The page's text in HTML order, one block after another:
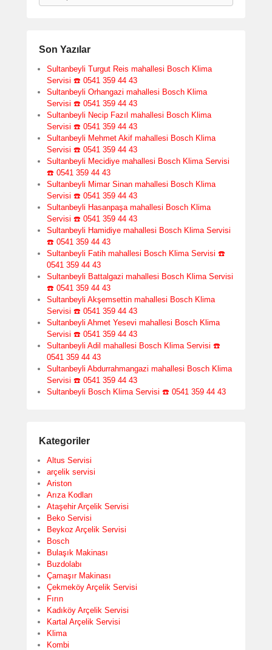
Son Yazılar
Sultanbeyli Turgut Reis mahallesi Bosch Klima
Servisi ☎️ 0541 359 44 43
Sultanbeyli Orhangazi mahallesi Bosch Klima
Servisi ☎️ 0541 359 44 43
Sultanbeyli Necip Fazıl mahallesi Bosch Klima
Servisi ☎️ 0541 359 44 43
Sultanbeyli Mehmet Akif mahallesi Bosch Klima
Servisi ☎️ 0541 359 44 43
Sultanbeyli Mecidiye mahallesi Bosch Klima Servisi
☎️ 0541 359 44 43
Sultanbeyli Mimar Sinan mahallesi Bosch Klima
Servisi ☎️ 0541 359 44 43
Sultanbeyli Hasanpaşa mahallesi Bosch Klima
Servisi ☎️ 0541 359 44 43
Sultanbeyli Hamidiye mahallesi Bosch Klima Servisi
☎️ 0541 359 44 43
Sultanbeyli Fatih mahallesi Bosch Klima Servisi ☎️
0541 359 44 43
Sultanbeyli Battalgazi mahallesi Bosch Klima Servisi
☎️ 0541 359 44 43
Sultanbeyli Akşemsettin mahallesi Bosch Klima
Servisi ☎️ 0541 359 44 43
Sultanbeyli Ahmet Yesevi mahallesi Bosch Klima
Servisi ☎️ 0541 359 44 43
Sultanbeyli Adil mahallesi Bosch Klima Servisi ☎️
0541 359 44 43
Sultanbeyli Abdurrahmangazi mahallesi Bosch Klima
Servisi ☎️ 0541 359 44 43
Sultanbeyli Bosch Klima Servisi ☎️ 0541 359 44 43
Kategoriler
Altus Servisi
arçelik servisi
Ariston
Arıza Kodları
Ataşehir Arçelik Servisi
Beko Servisi
Beykoz Arçelik Servisi
Bosch
Bulaşık Makinası
Buzdolabı
Çamaşır Makinası
Çekmeköy Arçelik Servisi
Fırın
Kadıköy Arçelik Servisi
Kartal Arçelik Servisi
Klima
Kombi